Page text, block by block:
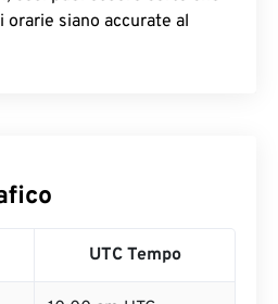
siano accurate al
UTC Tempo